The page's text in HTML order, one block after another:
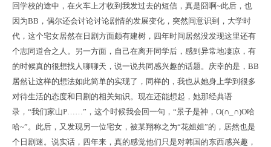
回学校的途中，在火车上才收到我发过去的短信，真是囧啊~此后，也
因为BB，偶尔还会讨论讨论剧情的发展变化，突然间意识到，大学时
代，这个宅女居然在日剧方面颇有建树，四年时间居然没发现这里还有
个志同道合之人。另一方面，自己在离开同学后，感到异常地凄凉，有
的时候真的很想找人聊聊天，说一说共同感兴趣的话题。庆幸的是，BB
居然让这样的想法如此简单的实现了，同样的，我也从她身上学到很多
对待生活的态度和日剧的相关知识。现在还能想起，她那经典语
录，“我们家山P……”，这个时候我会回一句，“景子是神，O(∩_∩)O哈
哈~”。此后，又发现另一位宅女，被某翔称之为“花姐姐”的，居然也是
个日剧迷。说实话，四年来，真的感觉他们只是对韩国的东西感兴趣，